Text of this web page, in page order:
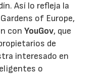
Así lo refleja la
of Europe,
conYouGov, que
de
interesado en
o